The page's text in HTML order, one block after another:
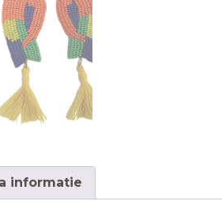
informatie